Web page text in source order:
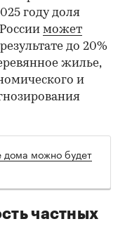
году доля
может
до 20%
жилье,
и
дома можно будет
частных